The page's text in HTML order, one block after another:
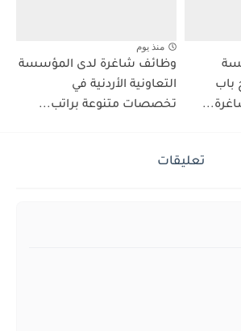
باب
منذ يوم
وظائف شاغرة لدى المؤسسة
التعاونية الأردنية في
تخصصات متنوعة براتب...
تعليقات